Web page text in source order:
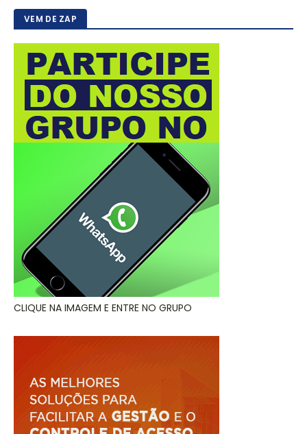
VEM DE ZAP
CLIQUE NA IMAGEM E ENTRE NO GRUPO